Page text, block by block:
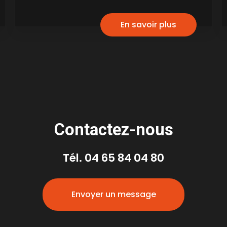
En savoir plus
Contactez-nous
Tél. 04 65 84 04 80
Envoyer un message